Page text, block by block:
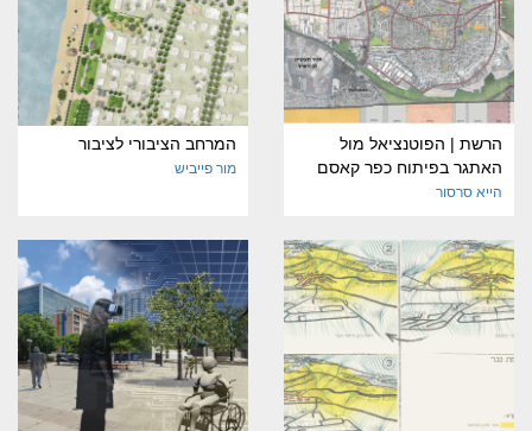
הרשת | הפוטנציאל מול
האתגר בפיתוח כפר קאסם
הייא סרסור
המרחב הציבורי לציבור
מור פייביש